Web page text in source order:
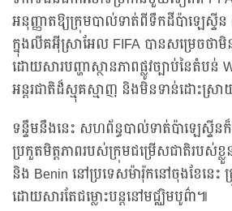
អនុញ្ញាតឱ្យក្រុមបាល់ទាត់ពីទឹកដីប៉ាឡេស្ទី
ក្នុងលីគអ៊ីស្រាអែល FIFA បានសម្រេចថាមិន
ដោយសារបញ្ហាស្ថានភាពផ្លូវច្បាប់នៃតំបន់
អន្តរជាតិដ៏ស្មុគស្មាញ និងមិនទាន់ដោះស្រ
ទន្ទឹមនឹងនេះ សហព័ន្ធបាល់ទាត់ប៉ាឡេស្ទីន
ប្រកួតមិត្តភាពរបស់ក្រុមជម្រើសជាតិរបស់
និង Benin នៅប្រទេសម៉ារ៉ុកនៅចុងខែនេ
ដោយសារតែជម្លោះបន្តនៅមជ្ឈិមបូព៌ា៕